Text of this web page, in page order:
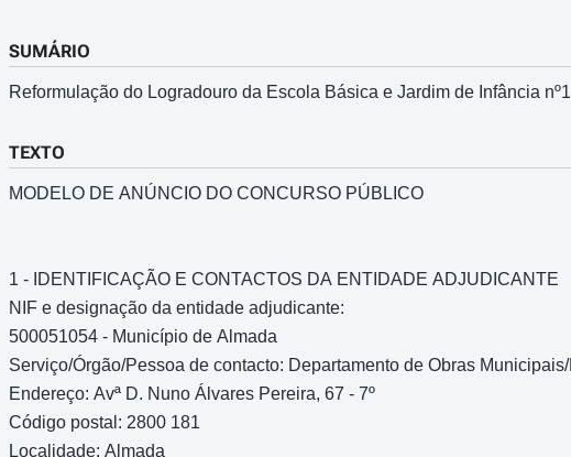
SUMÁRIO
Reformulação do Logradouro da Escola Básica e Jardim de Infância
TEXTO
MODELO DE ANÚNCIO DO CONCURSO PÚBLICO
1 - IDENTIFICAÇÃO E CONTACTOS DA ENTIDADE ADJUDICANTE
NIF e designação da entidade adjudicante:
500051054 - Município de Almada
Serviço/Órgão/Pessoa de contacto: Departamento de Obras
Endereço: Avª D. Nuno Álvares Pereira, 67 - 7º
Código postal: 2800 181
Localidade: Almada